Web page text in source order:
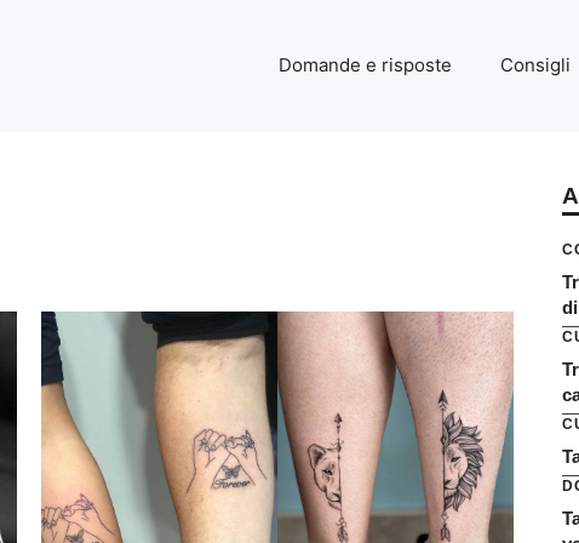
Domande e risposte Consigli